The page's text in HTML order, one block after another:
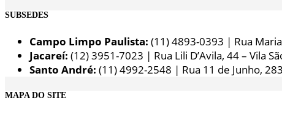
SUBSEDES
Campo Limpo Paulista: (11) 4893-0393 | Rua
Jacareí: (12) 3951-7023 | Rua Lili D’Avila, 44 – Vila
Santo André: (11) 4992-2548 | Rua 11 de Junho,
MAPA DO SITE